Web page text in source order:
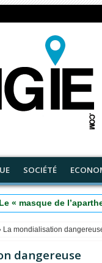
SOCIÉTÉ
« masque de
La mondialisation
dangereuse